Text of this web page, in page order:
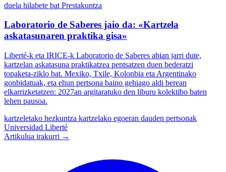
duela hilabete bat Prestakuntza
Laboratorio de Saberes jaio da: «Kartzela
askatasunaren praktika gisa»
Liberté-k eta IRICE-k Laboratorio de Saberes abian jarri dute,
kartzelan askatasuna praktikatzea pentsatzen duen bederatzi
topaketa-ziklo bat. Mexiko, Txile, Kolonbia eta Argentinako
gonbidatuak, eta ehun pertsona baino gehiago aldi berean
elkarrizketatzen: 2027an argitaratuko den liburu kolektibo baten
lehen pausoa.
kartzeletako hezkuntza kartzelako egoeran dauden pertsonak
Universidad Liberté
Artikulua irakurri →